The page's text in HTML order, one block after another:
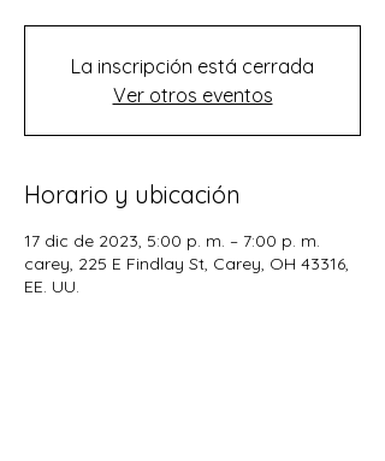
La inscripción está cerrada
Ver otros eventos
Horario y ubicación
17 dic de 2023, 5:00 p. m. – 7:00 p. m.
carey, 225 E Findlay St, Carey, OH 43316,
EE. UU.